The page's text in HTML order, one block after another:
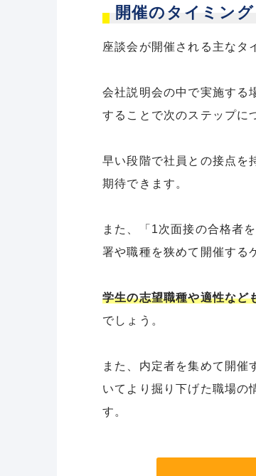
開催のタイミング
座談会が開催される主なタ
会社説明会の中で実施する
することで次のステップに
早い段階で社員との接点を
期待できます。
また、「1次面接の合格者
署や職種を狭めて開催する
学生の志望職種や適性など
でしょう。
また、内定者を集めて開催
いてより掘り下げた職場の
す。